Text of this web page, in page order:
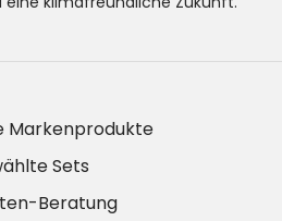
Markenprodukte
Sets
Beratung